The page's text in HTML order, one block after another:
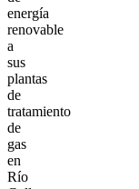
energía
renovable
a
sus
plantas
de
tratamiento
de
gas
en
Río